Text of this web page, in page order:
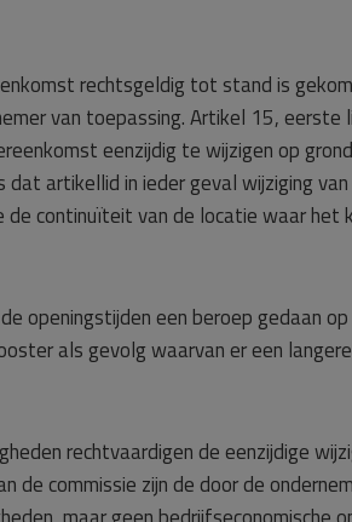
rechtsgeldig tot stand is
van toepassing. Artikel 15, eerste
eenzijdig te wijzigen op
dat artikellid in ieder geval wijziging
continuïteit van de locatie waar het
openingstijden een beroep gedaan
als gevolg waarvan er een
rechtvaardigen de eenzijdige
de commissie zijn de door de